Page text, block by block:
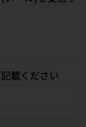
載ください